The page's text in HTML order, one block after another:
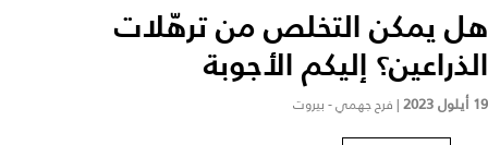
هل يمكن التخلص من ترهّلات
الذراعين؟ إليكم الأجوبة
19 أيلول 2023 | فرح جهمي - بيروت